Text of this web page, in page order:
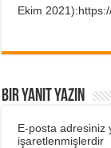
Ekim
Bir yanıt yazın
E-posta adresiniz
işaretlenmişlerdir